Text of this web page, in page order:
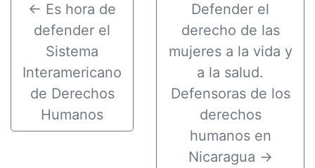
← Es hora de
defender el
Sistema
Interamericano
de Derechos
Humanos
Defender el
derecho de las
mujeres a la vida y
a la salud.
Defensoras de los
derechos
humanos en
Nicaragua →